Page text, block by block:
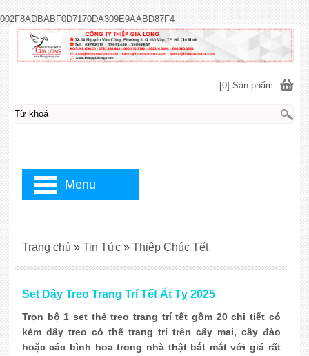
002F8ADBABF0D7170DA309E9AABD87F4
Set Dây Treo Trang Trí Tết Ất Tỵ 2025
Trọn bộ 1 set thẻ treo trang trí tết gồm 20 chi tiết có
kèm dây treo có thể trang trí trên cây mai, cây đào
hoặc các bình hoa trong nhà thật bắt mắt với giá rất
Trang chủ » Tin Tức » Thiệp Chúc Tết
[0] Sản phẩm
Menu